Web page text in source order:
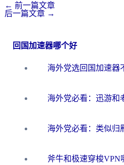
← 前一篇文章
后一篇文章 →
回国加速器哪个好